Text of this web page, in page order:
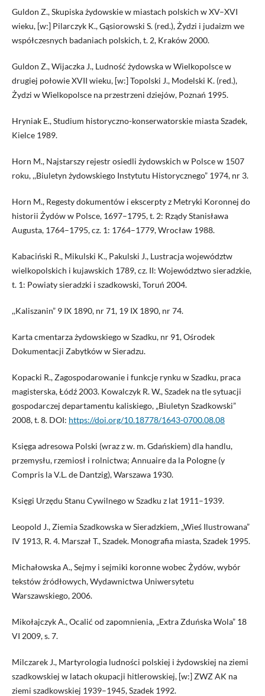
Guldon Z., Skupiska żydowskie w miastach polskich w XV–XVI
wieku, [w:] Pilarczyk K., Gąsiorowski S. (red.), Żydzi i judaizm we
współczesnych badaniach polskich, t. 2, Kraków 2000.
Guldon Z., Wijaczka J., Ludność żydowska w Wielkopolsce w
drugiej połowie XVII wieku, [w:] Topolski J., Modelski K. (red.),
Żydzi w Wielkopolsce na przestrzeni dziejów, Poznań 1995.
Hryniak E., Studium historyczno-konserwatorskie miasta Szadek,
Kielce 1989.
Horn M., Najstarszy rejestr osiedli żydowskich w Polsce w 1507
roku, ,,Biuletyn żydowskiego Instytutu Historycznego” 1974, nr 3.
Horn M., Regesty dokumentów i ekscerpty z Metryki Koronnej do
historii Żydów w Polsce, 1697–1795, t. 2: Rządy Stanisława
Augusta, 1764–1795, cz. 1: 1764–1779, Wrocław 1988.
Kabaciński R., Mikulski K., Pakulski J., Lustracja województw
wielkopolskich i kujawskich 1789, cz. II: Województwo sieradzkie,
t. 1: Powiaty sieradzki i szadkowski, Toruń 2004.
,,Kaliszanin” 9 IX 1890, nr 71, 19 IX 1890, nr 74.
Karta cmentarza żydowskiego w Szadku, nr 91, Ośrodek
Dokumentacji Zabytków w Sieradzu.
Kopacki R., Zagospodarowanie i funkcje rynku w Szadku, praca
magisterska, Łódź 2003. Kowalczyk R. W., Szadek na tle sytuacji
gospodarczej departamentu kaliskiego, „Biuletyn Szadkowski”
2008, t. 8. DOI: https://doi.org/10.18778/1643-0700.08.08
Księga adresowa Polski (wraz z w. m. Gdańskiem) dla handlu,
przemysłu, rzemiosł i rolnictwa; Annuaire da la Pologne (y
Compris la V.L. de Dantzig), Warszawa 1930.
Księgi Urzędu Stanu Cywilnego w Szadku z lat 1911–1939.
Leopold J., Ziemia Szadkowska w Sieradzkiem, „Wieś Ilustrowana”
IV 1913, R. 4. Marszał T., Szadek. Monografia miasta, Szadek 1995.
Michałowska A., Sejmy i sejmiki koronne wobec Żydów, wybór
tekstów źródłowych, Wydawnictwa Uniwersytetu
Warszawskiego, 2006.
Mikołajczyk A., Ocalić od zapomnienia, „Extra Zduńska Wola” 18
VI 2009, s. 7.
Milczarek J., Martyrologia ludności polskiej i żydowskiej na ziemi
szadkowskiej w latach okupacji hitlerowskiej, [w:] ZWZ AK na
ziemi szadkowskiej 1939–1945, Szadek 1992.